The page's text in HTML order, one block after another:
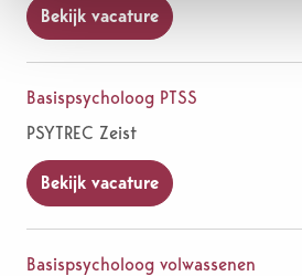
Bekijk vacature
Basispsycholoog PTSS
PSYTREC Zeist
Bekijk vacature
Basispsycholoog volwassenen